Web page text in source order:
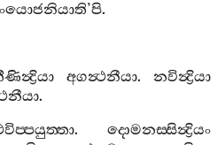
’පි.
අගන්‍ථනීයා. නවින්‍ද්‍රියා
.
. දොමනස‍්සින්‍ද්‍රියං